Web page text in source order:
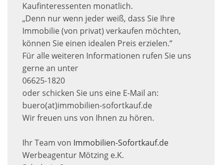
Kaufinteressenten monatlich.
„Denn nur wenn jeder weiß, dass Sie Ihre
Immobilie (von privat) verkaufen möchten,
können Sie einen idealen Preis erzielen.“
Für alle weiteren Informationen rufen Sie uns
gerne an unter
06625-1820
oder schicken Sie uns eine E-Mail an:
buero(at)immobilien-sofortkauf.de
Wir freuen uns von Ihnen zu hören.
Ihr Team von Immobilien-Sofortkauf.de
Werbeagentur Mötzing e.K.